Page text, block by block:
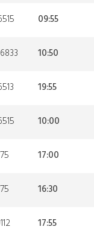
09:55
10:50
19:55
10:00
17:00
16:30
17:55